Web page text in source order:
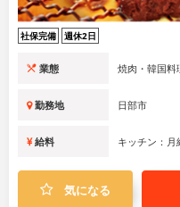
社保完備 週休2日
業態 焼肉・韓国料
勤務地 日部市
給料 キッチン：月
気になる